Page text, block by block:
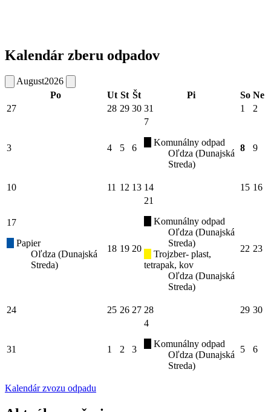
Kalendár zberu odpadov
August2026
Po
Ut St Št Pi So Ne
27
28 29 30 31 1 2
3 4 5 6
7
Komunálny odpad
Oľdza (Dunajská
Streda)
8 9
10 11 12 13 14 15 16
17
Papier
Oľdza (Dunajská
Streda)
18 19 20
21
Komunálny odpad
Oľdza (Dunajská
Streda)
Trojzber- plast,
tetrapak, kov
Oľdza (Dunajská
Streda)
22 23
24 25 26 27 28 29 30
31 1 2 3
4
Komunálny odpad
Oľdza (Dunajská
Streda)
5 6
Kalendár zvozu odpadu